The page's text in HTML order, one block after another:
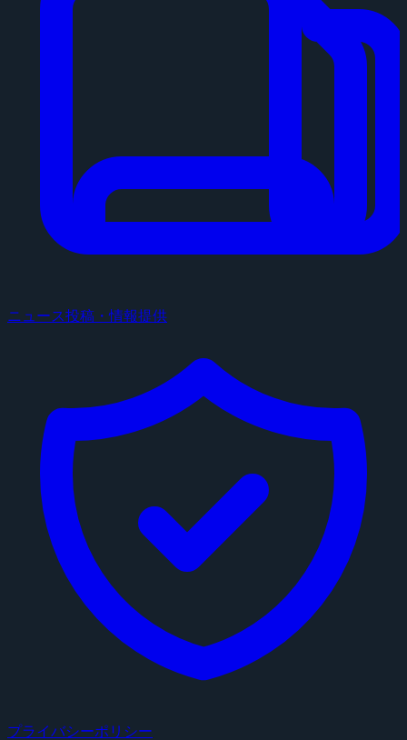
ニュース投稿・情報提供
プライバシーポリシー